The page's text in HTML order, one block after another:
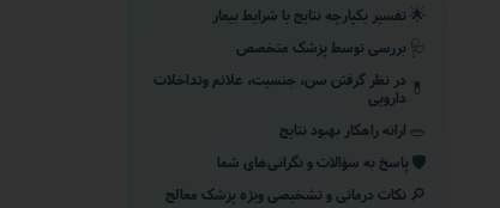
🌟 تفسیر یکپارچه نتایج با شرایط بیمار
🩺 بررسی توسط پزشک متخصص
💊 در نظر گرفتن سن، جنسیت، علائم وتداخلات
دارویی
🥗 ارائه راهکار بهبود نتایج
🛡️ پاسخ به سؤالات و نگرانی‌های شما
🔎 نکات درمانی و تشخیصی ویژه پزشک معالج